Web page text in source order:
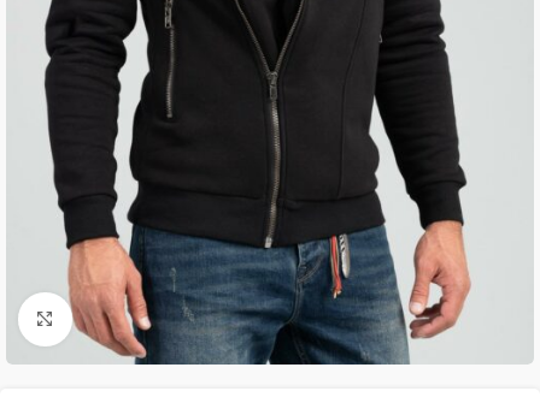
Κλικ για μεγέθυνση